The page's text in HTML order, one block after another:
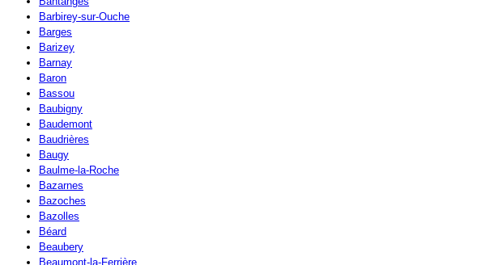
Barbirey-sur-Ouche
Barges
Barizey
Barnay
Baron
Bassou
Baubigny
Baudemont
Baudrières
Baugy
Baulme-la-Roche
Bazarnes
Bazoches
Bazolles
Béard
Beaubery
Beaumont-la-Ferrière